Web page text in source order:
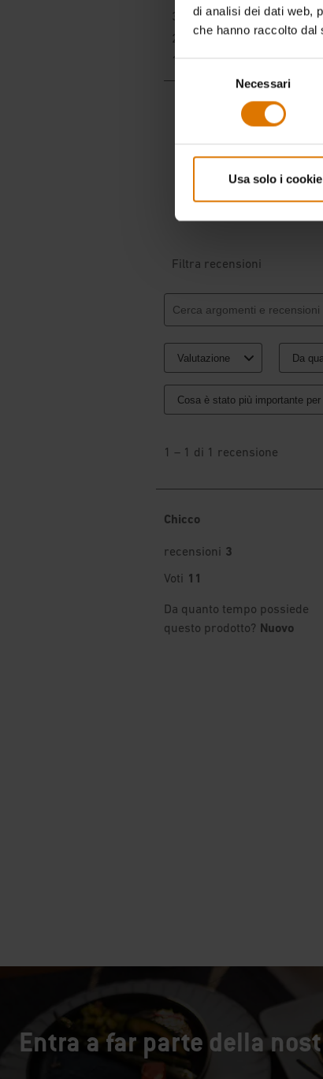
di analisi dei dati web,
che hanno raccolto
del
Necessari
Usa solo i
Entra a far parte della